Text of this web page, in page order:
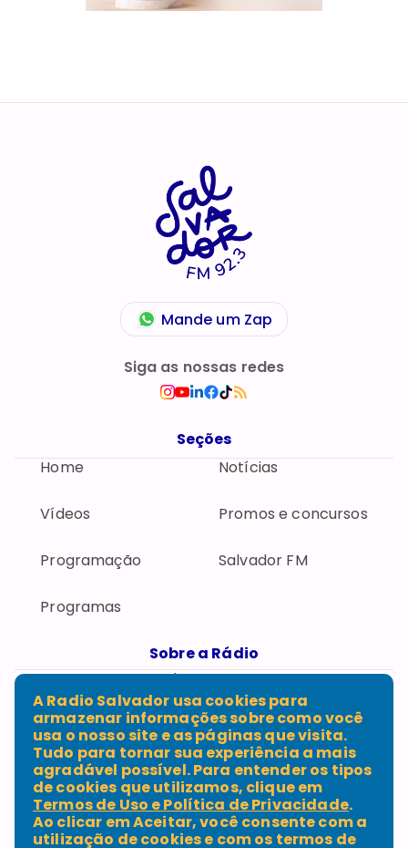
Mande um Zap
Siga as nossas redes
Seções
Home
Notícias
Vídeos Promos e concursos
Programação Salvador FM
Programas
Sobre a Rádio
Fale conosco
Expediente
Política de privacidade
Termos de uso
Rua Numa Pompílio Bittencourt, Loteamento 9,
Pernambués CEP 41100-170, Salvador - BA - Telefone:
A Radio Salvador usa cookies para
armazenar informações sobre como você
usa o nosso site e as páginas que visita.
Tudo para tornar sua experiência a mais
agradável possível. Para entender os tipos
de cookies que utilizamos, clique em
Termos de Uso e Política de Privacidade.
Ao clicar emAceitar, você consente com a
utilização de cookies e com os termos de